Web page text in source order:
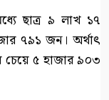
ছাত্র ৯ লাখ ১৭
৭৯১ জন। অর্থাৎ
চেয়ে ৫ হাজার ৯০৩